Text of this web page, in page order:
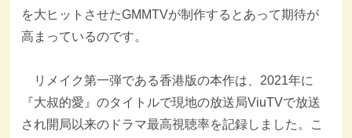
を大ヒットさせたGMMTVが制作するとあって期待が
高まっているのです。
リメイク第一弾である香港版の本作は、2021年に
『大叔的愛』のタイトルで現地の放送局ViuTVで放送
され開局以来のドラマ最高視聴率を記録しました。こ